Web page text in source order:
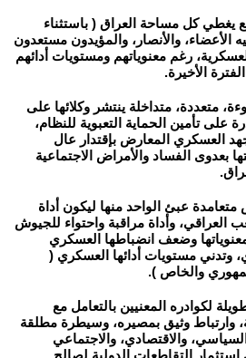
يغطي كل مساحة العراق ( باستثناء
والأنصار، والمؤيدون مستعدون
رغم معنوياتهم ومستويات أدائهم
الأخيرة.
متعددة، متداخلة ينتشر وكلائها على
على تأمين الحماية التعبوية للنظام،
العسكري المعارض بإقتدار عال
بعدوى الفساد والأمراض الاجتماعية
عبئ الواحد منها ليكون أداة
وأداة مراقبة واحتواء للجيوش
وضعف انضباطها العسكري
وتدني مستويات أدائها العسكري (
والخاص ).
لكوادره المعنيين بالتعامل مع
وارتباط وثيق بمصيره، وسيطرة مطلقة
والاقتصادي، والاجتماعي